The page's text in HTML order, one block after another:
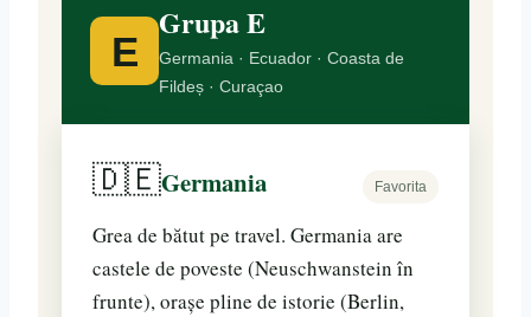
E
Grupa E
Germania · Ecuador · Coasta de
Fildeș · Curaçao
🇩🇪Germania Favorita
Grea de bătut pe travel. Germania are
castele de poveste (Neuschwanstein în
frunte), orașe pline de istorie (Berlin,